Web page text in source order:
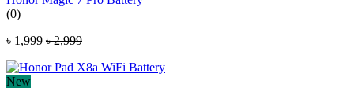
(0)
৳ 1,999 ৳ 2,999
New